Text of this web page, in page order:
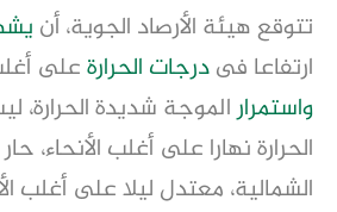
تتوقع هيئة الأرصاد الجوية، أن
ارتفاعا فىدرجات الحرارةعلى
واستمرارالموجة شديدة الحرارة،
الحرارة نهارا على أغلب الأنحاء،
الشمالية، معتدل ليلا على أغلب